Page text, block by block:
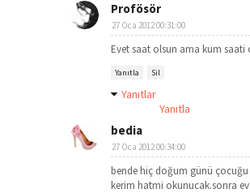
Profösör
27 Oca 2012 00:31:00
Evet saat olsun ama kum
Yanıtla Sil
Yanıtlar
Yanıtla
bedia
27 Oca 2012 00:34:00
bende hiç doğum günü çocuğu
kerim hatmi okunucak.sonra